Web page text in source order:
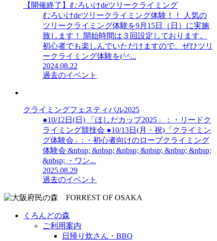
【開催終了】むろいけdeツリークライミング
むろいけdeツリークライミング体験！！ 人気の
ツリークライミング体験を9月15日（日）に実施
致します！ 開始時間は３回設定しております。
初心者でも楽しんでいただけますので、ぜひツリ
ークライミング体験を(^^...
2024.08.22
過去のイベント
クライミングフェスティバル2025
●10/12日(日) 「ほしだカップ2025」：・リードク
ライミング競技会 ●10/13日(月・祝)「クライミン
グ体験会」: ・初心者向けのロープクライミング
体験会 &nbsp; &nbsp; &nbsp; &nbsp; &nbsp; &nbsp;
&nbsp; ・ワン...
2025.08.29
過去のイベント
くろんどの森
ご利用案内
日帰り炊さん・BBQ